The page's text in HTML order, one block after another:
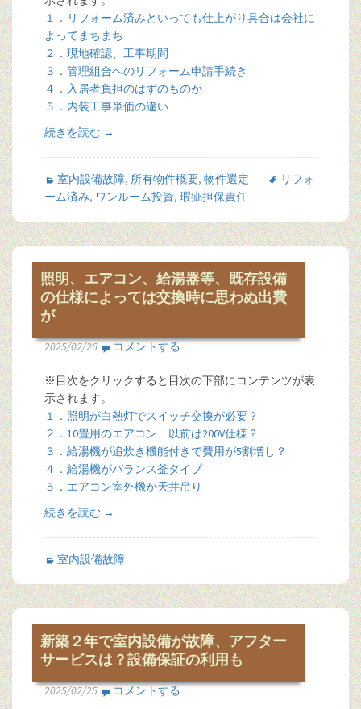
１．リフォーム済みといっても仕上がり具合は会社に
よってまちまち
２．現地確認、工事期間
３．管理組合へのリフォーム申請手続き
４．入居者負担のはずのものが
５．内装工事単価の違い
続きを読む →
室内設備故障, 所有物件概要, 物件選定
リフォ
ーム済み, ワンルーム投資, 瑕疵担保責任
照明、エアコン、給湯器等、既存設備
の仕様によっては交換時に思わぬ出費
が
2025/02/26 コメントする
※目次をクリックすると目次の下部にコンテンツが表
示されます。
１．照明が白熱灯でスイッチ交換が必要？
２．10畳用のエアコン、以前は200V仕様？
３．給湯機が追炊き機能付きで費用が5割増し？
４．給湯機がバランス釜タイプ
５．エアコン室外機が天井吊り
続きを読む →
室内設備故障
新築２年で室内設備が故障、アフター
サービスは？設備保証の利用も
2025/02/25 コメントする